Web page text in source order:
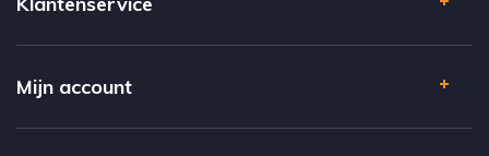
Mijn account